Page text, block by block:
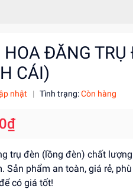
ĐĂNG TRỤ
CÁI)
nhật | Tình trạng:Còn hàng
trụ đèn (lồng đèn) chất
Sản phẩm an toàn, giá rẻ,
có giá tốt!